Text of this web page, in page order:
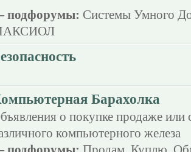
подфорумы: Системы Умного
Барахолка
о покупке продаже или
компьютерного железа